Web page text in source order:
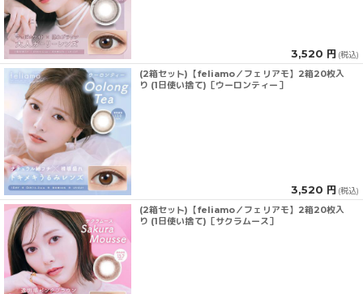
3,520 円 (税込)
(2箱セット)【feliamo／フェリアモ】2箱20枚入
り (1日使い捨て)［ウーロンティー］
3,520 円 (税込)
(2箱セット)【feliamo／フェリアモ】2箱20枚入
り (1日使い捨て)［サクラムース］